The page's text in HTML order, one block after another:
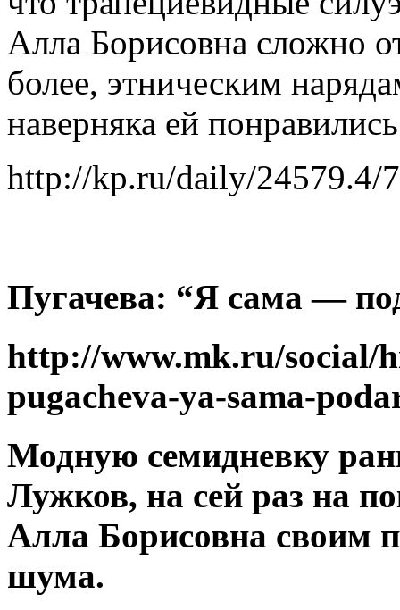
Алла Борисовна сложно
более, этническим
наверняка ей
http://kp.ru/daily/24579.4/
Пугачева: “Я сама —
http://www.mk.ru/social/
pugacheva-ya-sama-
Модную семидневку
Лужков, на сей раз на
Алла Борисовна своим
шума.